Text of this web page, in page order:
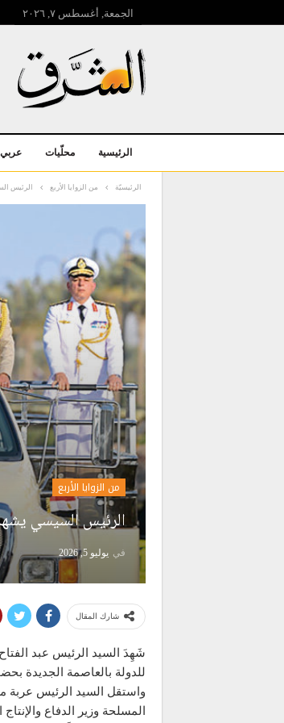
الجمعة, أغسطس ۷, ۲۰۲٦
الرئيسية محلّيات
الرئيسيّة من الزوايا الأربع الرئيس
من الزوايا الأربع
الرئيس السيسي
في يوليو 5, 2026
شارك المقال
شَهِدَ السيد الرئيس عبد
للدولة بالعاصمة الجديدة
واستقل السيد الرئيس عربة
المسلحة وزير الدفاع